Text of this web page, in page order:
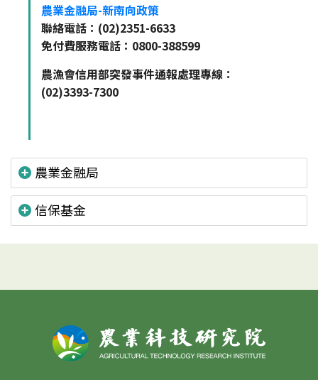
農業金融局-新南向政策
聯絡電話：(02)2351-6633
免付費服務電話：0800-388599
農漁會信用部突發事件通報處理專線：
(02)3393-7300
農業金融局
信保基金